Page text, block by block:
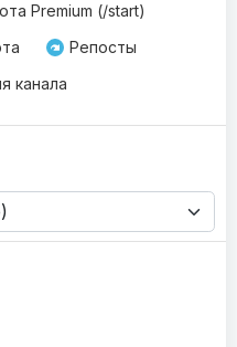
Premium (/start)
Репосты
канала